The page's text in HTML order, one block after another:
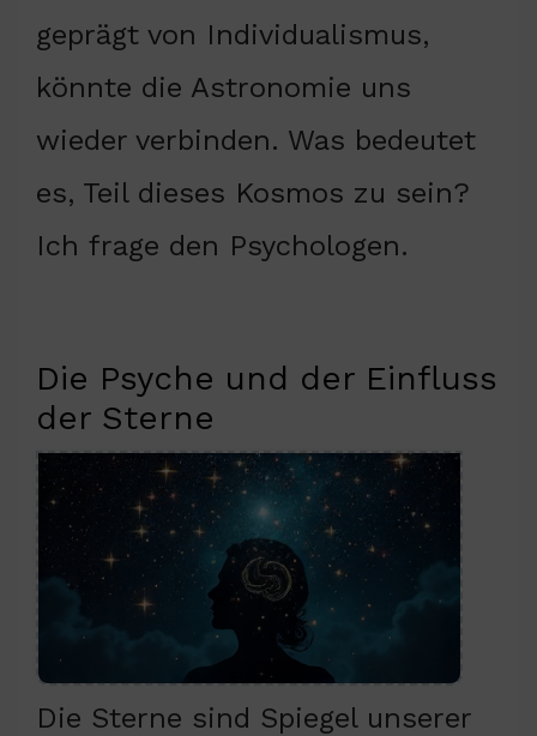
geprägt von Individualismus,
könnte die Astronomie uns
wieder verbinden. Was bedeutet
es, Teil dieses Kosmos zu sein?
Ich frage den Psychologen.
Die Psyche und der Einfluss
der Sterne
Die Sterne sind Spiegel unserer